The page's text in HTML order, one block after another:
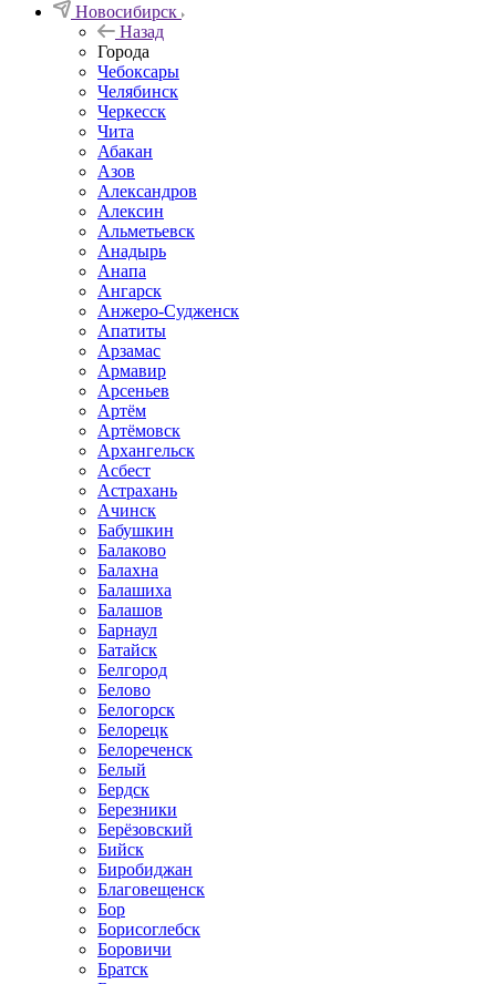
Новосибирск
Назад
Города
Чебоксары
Челябинск
Черкесск
Чита
Абакан
Азов
Александров
Алексин
Альметьевск
Анадырь
Анапа
Ангарск
Анжеро-Судженск
Апатиты
Арзамас
Армавир
Арсеньев
Артём
Артёмовск
Архангельск
Асбест
Астрахань
Ачинск
Бабушкин
Балаково
Балахна
Балашиха
Балашов
Барнаул
Батайск
Белгород
Белово
Белогорск
Белорецк
Белореченск
Белый
Бердск
Березники
Берёзовский
Бийск
Биробиджан
Благовещенск
Бор
Борисоглебск
Боровичи
Братск